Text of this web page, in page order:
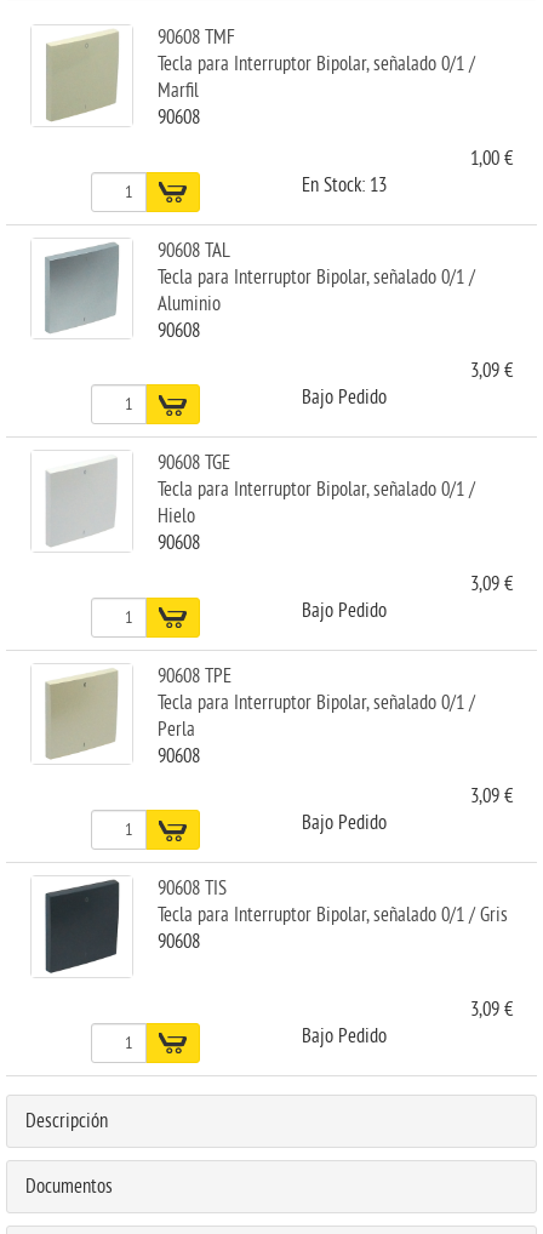
90608 TMF
Tecla para Interruptor Bipolar, señalado 0/1 /
Marfil
90608
1,00 €
En Stock: 13
90608 TAL
Tecla para Interruptor Bipolar, señalado 0/1 /
Aluminio
90608
3,09 €
Bajo Pedido
90608 TGE
Tecla para Interruptor Bipolar, señalado 0/1 /
Hielo
90608
3,09 €
Bajo Pedido
90608 TPE
Tecla para Interruptor Bipolar, señalado 0/1 /
Perla
90608
3,09 €
Bajo Pedido
90608 TIS
Tecla para Interruptor Bipolar, señalado 0/1 / Gris
90608
3,09 €
Bajo Pedido
Descripción
Documentos